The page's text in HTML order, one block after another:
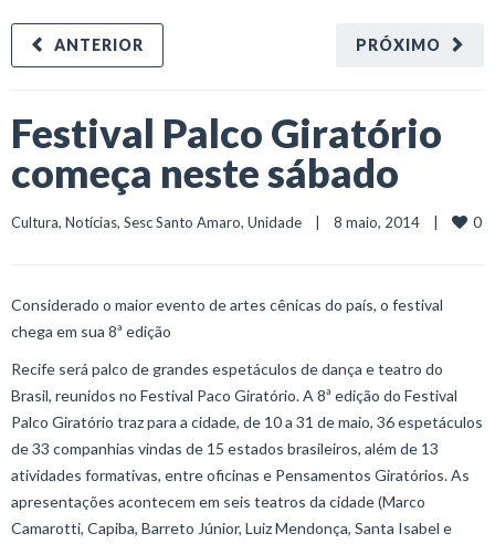
PRÓXIMO
ANTERIOR
Festival Palco Giratório
começa neste sábado
Cultura, Notícias, Sesc Santo Amaro, Unidade
    |    8 maio, 2014    |
0
Considerado o maior evento de artes cênicas do país, o festival
chega em sua 8ª edição
Recife será palco de grandes espetáculos de dança e teatro do
Brasil, reunidos no Festival Paco Giratório. A 8ª edição do Festival
Palco Giratório traz para a cidade, de 10 a 31 de maio, 36 espetáculos
de 33 companhias vindas de 15 estados brasileiros, além de 13
atividades formativas, entre oficinas e Pensamentos Giratórios. As
apresentações acontecem em seis teatros da cidade (Marco
Camarotti, Capiba, Barreto Júnior, Luiz Mendonça, Santa Isabel e